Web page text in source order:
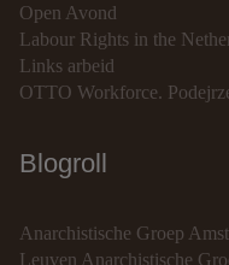
Open Avond
Labour Rights in the
Links arbeid
OTTO Workforce.
Blogroll
Anarchistische Groep
Leuven Anarchistische